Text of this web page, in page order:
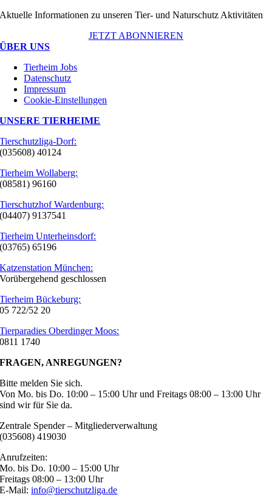
Aktuelle Informationen zu unseren Tier- und Naturschutz Aktivitäten
JETZT ABONNIEREN
ÜBER UNS
Tierheim Jobs
Datenschutz
Impressum
Cookie-Einstellungen
UNSERE TIERHEIME
Tierschutzliga-Dorf:
(035608) 40124
Tierheim Wollaberg:
(08581) 96160
Tierschutzhof Wardenburg:
(04407) 9137541
Tierheim Unterheinsdorf:
(03765) 65196
Katzenstation München:
Vorübergehend geschlossen
Tierheim Bückeburg:
05 722/52 20
Tierparadies Oberdinger Moos:
0811 1740
FRAGEN, ANREGUNGEN?
Bitte melden Sie sich.
Von Mo. bis Do. 10:00 – 15:00 Uhr und Freitags 08:00 – 13:00 Uhr
sind wir für Sie da.
Zentrale Spender – Mitgliederverwaltung
(035608) 419030
Anrufzeiten:
Mo. bis Do. 10:00 – 15:00 Uhr
Freitags 08:00 – 13:00 Uhr
E-Mail:info@tierschutzliga.de